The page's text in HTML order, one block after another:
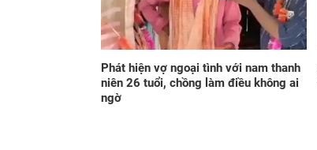
Phát hiện vợ ngoại tình với nam thanh
niên 26 tuổi, chồng làm điều không ai
ngờ